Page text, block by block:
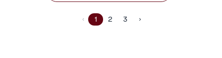
1 2 3